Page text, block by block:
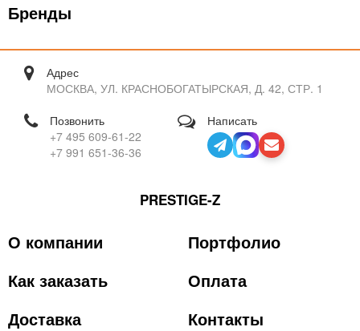
Бренды
Адрес
МОСКВА, УЛ. КРАСНОБОГАТЫРСКАЯ, Д. 42, СТР. 1
Позвонить
+7 495 609-61-22
+7 991 651-36-36
Написать
PRESTIGE-Z
О компании
Портфолио
Как заказать
Оплата
Доставка
Контакты